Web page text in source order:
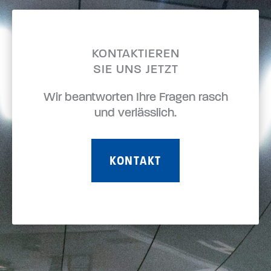
KONTAKTIEREN
SIE UNS JETZT
Wir beantworten Ihre Fragen rasch
und verlässlich.
KONTAKT